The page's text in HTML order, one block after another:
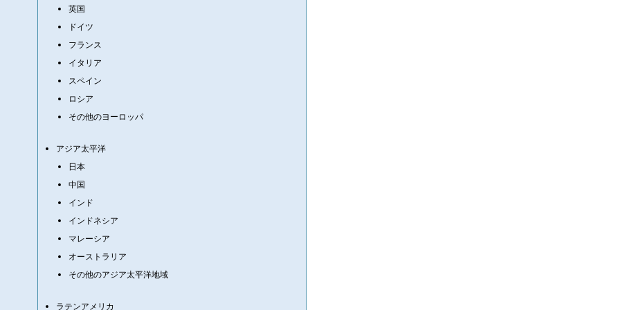
英国
ドイツ
フランス
イタリア
スペイン
ロシア
その他のヨーロッパ
アジア太平洋
日本
中国
インド
インドネシア
マレーシア
オーストラリア
その他のアジア太平洋地域
ラテンアメリカ